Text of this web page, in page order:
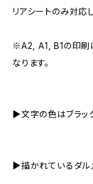
リアシートのみ対応
※A2, A1, B1の印刷
なります。
▶︎文字の色はブラッ
▶︎描かれているダル